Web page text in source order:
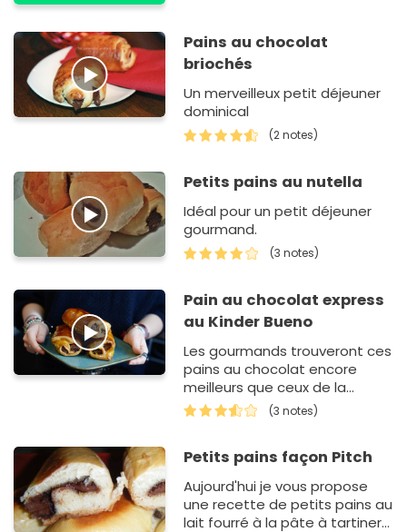
Pains au chocolat
briochés
Un merveilleux petit déjeuner
dominical
(2 notes)
Petits pains au nutella
Idéal pour un petit déjeuner
gourmand.
(3 notes)
Pain au chocolat express
au Kinder Bueno
Les gourmands trouveront ces
pains au chocolat encore
meilleurs que ceux de la
boulangerie !(3 notes)
Petits pains façon Pitch
Aujourd'hui je vous propose
une recette de petits pains au
lait fourré à la pâte à tartiner ,